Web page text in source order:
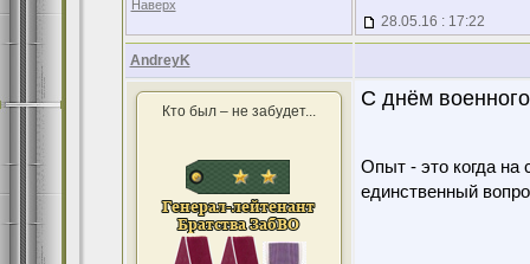
Наверх
28.05.16 : 17:22
AndreyK
Кто был – не забудет...
С днём
Опыт - это когда на
единственный